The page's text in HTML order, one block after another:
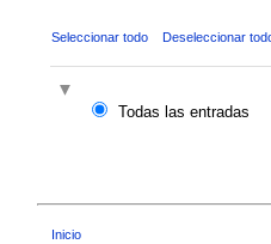
Seleccionar todo Deseleccionar
Todas las entradas
Inicio